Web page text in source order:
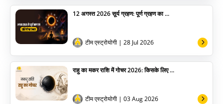
12 अगस्त 2026 सूर्य ग्रहण: पूर्ण ग्रहण का ...
टीम एस्ट्रोयोगी | 28 Jul 2026
राहु का मकर राशि में गोचर 2026: किसके लिए ...
टीम एस्ट्रोयोगी | 03 Aug 2026